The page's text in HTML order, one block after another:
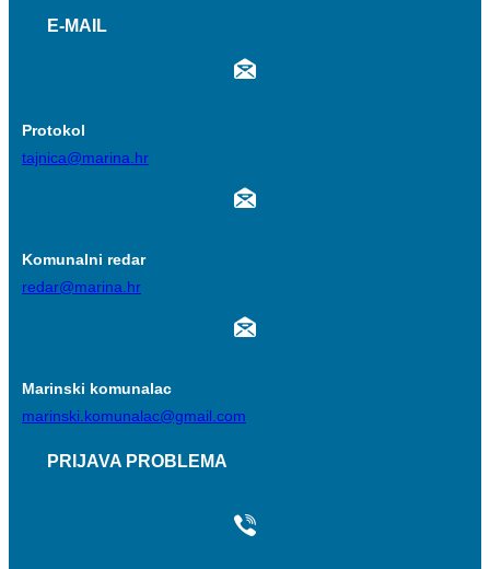
E-MAIL
Protokol
tajnica@marina.hr
Komunalni redar
redar@marina.hr
Marinski komunalac
marinski.komunalac@gmail.com
PRIJAVA PROBLEMA